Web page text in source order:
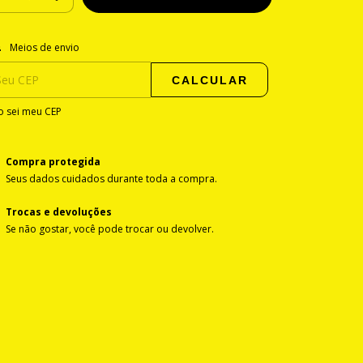
para o CEP:
Meios de envio
CALCULAR
sei meu CEP
Compra protegida
Seus dados cuidados durante toda a compra.
Trocas e devoluções
Se não gostar, você pode trocar ou devolver.